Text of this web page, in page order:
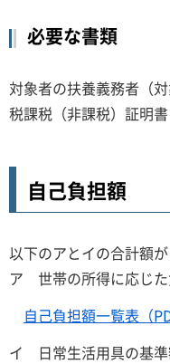
必要な書類
対象者の扶養義務者（
税課税（非課税）証明書
自己負担額
以下のアとイの合計額が
ア 世帯の所得に応じ
自己負担額一覧表（
イ 日常生活用具の基